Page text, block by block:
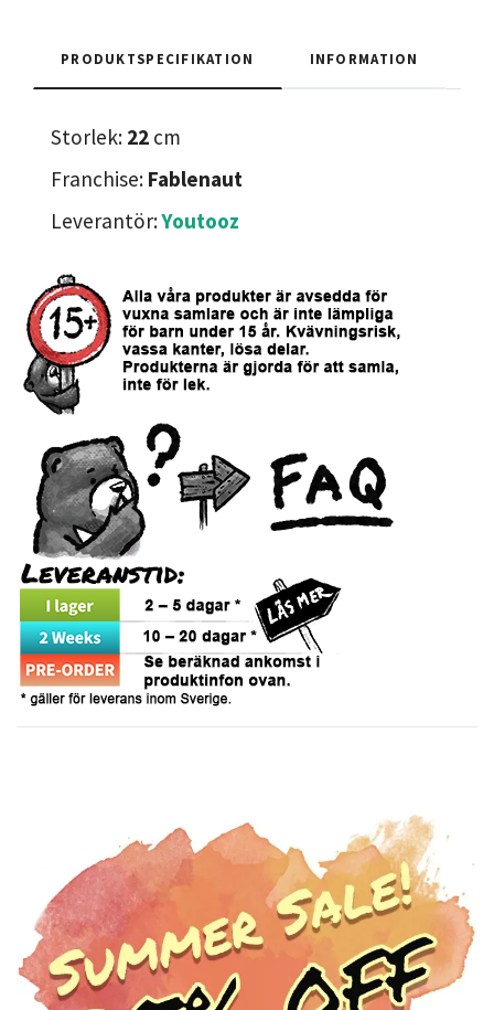
PRODUKTSPECIFIKATION INFORMATION
Storlek: 22 cm
Franchise: Fablenaut
Leverantör:Youtooz